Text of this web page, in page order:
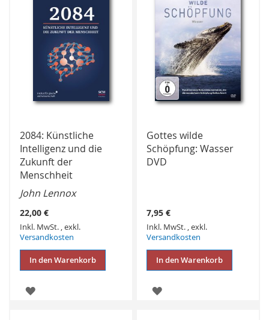
2084: Künstliche
Intelligenz und die
Zukunft der
Menschheit
John Lennox
22,00 €
Inkl. MwSt. ,exkl.
Versandkosten
In den Warenkorb
ZUR
Gottes wilde
Schöpfung: Wasser
DVD
7,95 €
Inkl. MwSt. ,exkl.
Versandkosten
In den Warenkorb
ZUR